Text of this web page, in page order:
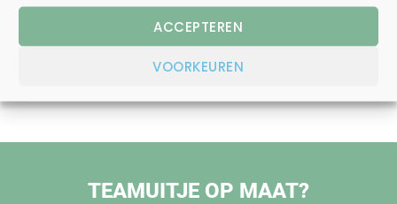
ACCEPTEREN
VOORKEUREN
LIEVER BELLEN?
071 - 76 000 45
TEAMUITJE OP MAAT?